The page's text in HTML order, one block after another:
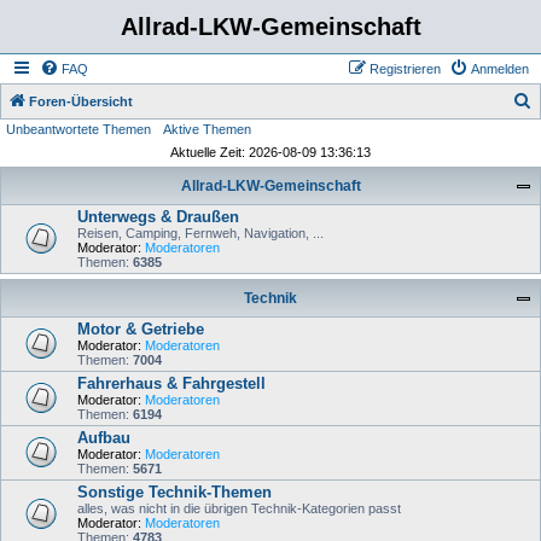
Allrad-LKW-Gemeinschaft
FAQ Anmelden
Registrieren
Foren-Übersicht
Unbeantwortete Themen
Aktive Themen
Aktuelle Zeit: 2026-08-09 13:36:13
Allrad-LKW-Gemeinschaft
Unterwegs & Draußen
Reisen, Camping, Fernweh, Navigation, ...
Moderator: Moderatoren
Themen: 6385
Technik
Motor & Getriebe
Moderator: Moderatoren
Themen: 7004
Fahrerhaus & Fahrgestell
Moderator: Moderatoren
Themen: 6194
Aufbau
Moderator: Moderatoren
Themen: 5671
Sonstige Technik-Themen
alles, was nicht in die übrigen Technik-Kategorien passt
Moderator: Moderatoren
Themen: 4783